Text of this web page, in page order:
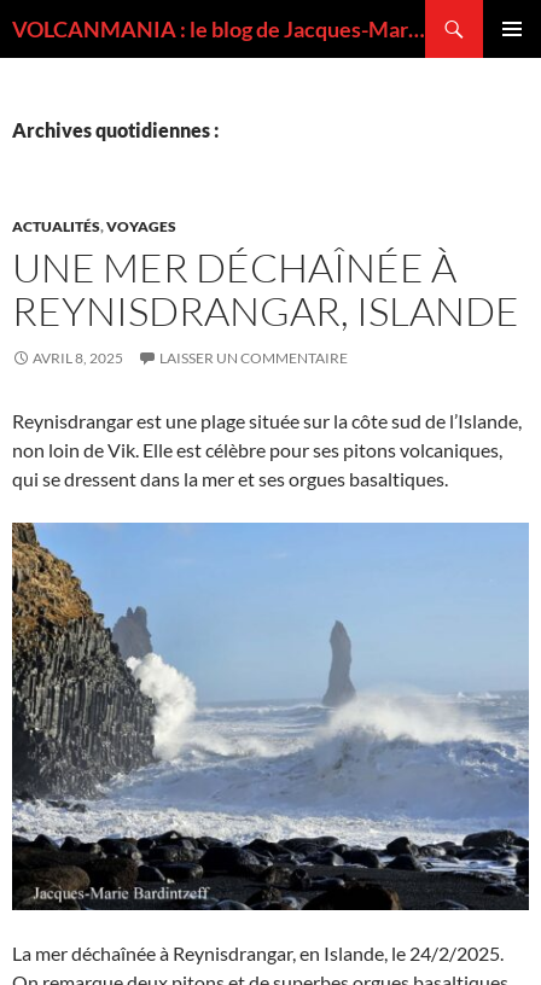
VOLCANMANIA : le blog de Jacques-Marie BARDINTZEFF, volcanologue
Archives quotidiennes :
ACTUALITÉS,VOYAGES
UNE MER DÉCHAÎNÉE À
REYNISDRANGAR, ISLANDE
AVRIL 8, 2025 LAISSER UN COMMENTAIRE
Reynisdrangar est une plage située sur la côte sud de l’Islande,
non loin de Vik. Elle est célèbre pour ses pitons volcaniques,
qui se dressent dans la mer et ses orgues basaltiques.
La mer déchaînée à Reynisdrangar, en Islande, le 24/2/2025.